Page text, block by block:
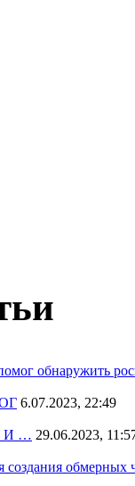
обнаружить
6.07.2023, 22:49
И … 29.06.2023,
создания обмерных